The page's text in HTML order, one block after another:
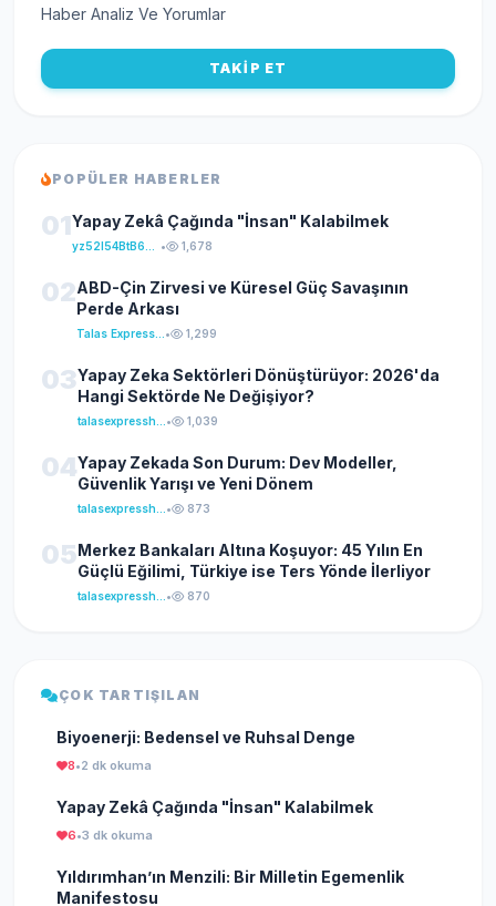
Haber Analiz Ve Yorumlar
TAKİP ET
POPÜLER HABERLER
01Yapay Zekâ Çağında "İnsan" Kalabilmek
• 1,678
02ABD-Çin Zirvesi ve Küresel Güç Savaşının
Perde Arkası
• 1,299
03Yapay Zeka Sektörleri Dönüştürüyor: 2026'da
Hangi Sektörde Ne Değişiyor?
• 1,039
04Yapay Zekada Son Durum: Dev Modeller,
Güvenlik Yarışı ve Yeni Dönem
• 873
05Merkez Bankaları Altına Koşuyor: 45 Yılın En
Güçlü Eğilimi, Türkiye ise Ters Yönde İlerliyor
• 870
ÇOK TARTIŞILAN
Biyoenerji: Bedensel ve Ruhsal Denge
8•2 dk okuma
Yapay Zekâ Çağında "İnsan" Kalabilmek
6•3 dk okuma
Yıldırımhan’ın Menzili: Bir Milletin Egemenlik
Manifestosu